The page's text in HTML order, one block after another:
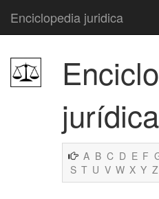
Enciclopedia juridica
jurídica
A B C D E F
S T U V W X Y Z